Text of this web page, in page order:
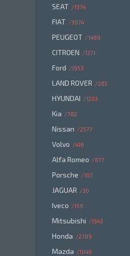
SEAT 1374
FIAT 3074
PEUGEOT 1489
CITROEN 1271
Ford 1953
LAND ROVER 285
HYUNDAI 1203
Kia 782
Nissan 2577
Volvo 416
Alfa Romeo 877
Porsche 107
JAGUAR 30
Iveco 159
Mitsubishi 1343
Honda 2709
Mazda 1040